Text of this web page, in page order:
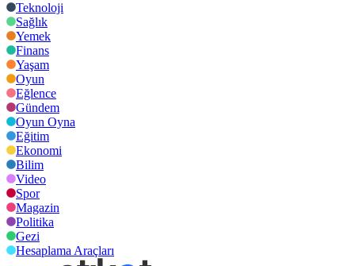
Teknoloji
Sağlık
Yemek
Finans
Yaşam
Oyun
Eğlence
Gündem
Oyun Oyna
Eğitim
Ekonomi
Bilim
Video
Spor
Magazin
Politika
Gezi
Hesaplama Araçları